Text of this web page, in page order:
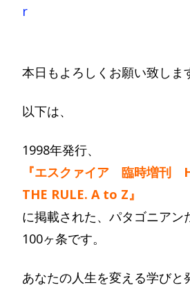
r
本日もよろしくお願い致しま
以下は、
1998年発行、
『エスクァイア 臨時増刊
THE RULE. A to Z』
に掲載された、パタゴニアン
100ヶ条です。
あなたの人生を変える学びと